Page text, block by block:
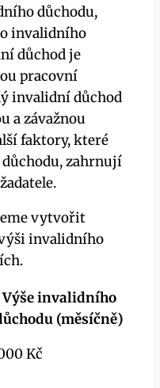
důchodu,
invalidního
důchod je
pracovní
invalidní důchod
a závažnou
faktory, které
zahrnují
vytvořit
invalidního
Výše invalidního
(měsíčně)
Kč